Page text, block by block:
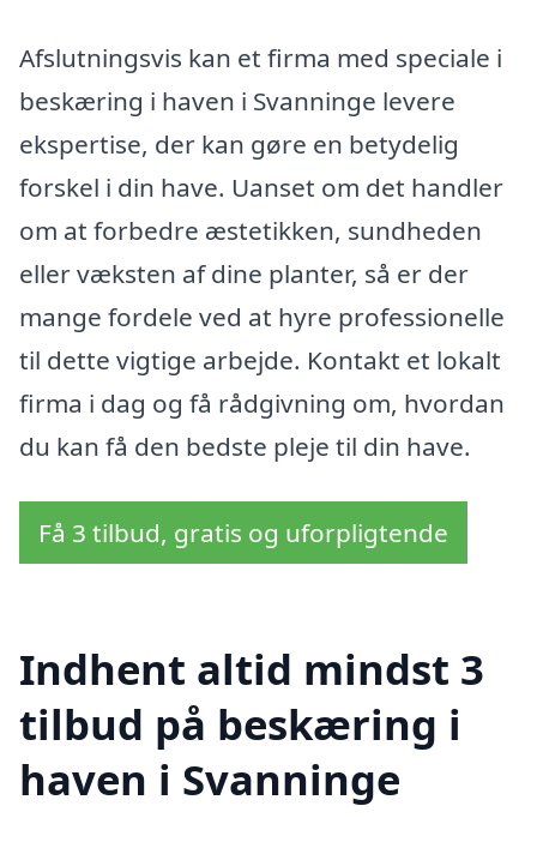
Afslutningsvis kan et firma med speciale i
beskæring i haven i Svanninge levere
ekspertise, der kan gøre en betydelig
forskel i din have. Uanset om det handler
om at forbedre æstetikken, sundheden
eller væksten af dine planter, så er der
mange fordele ved at hyre professionelle
til dette vigtige arbejde. Kontakt et lokalt
firma i dag og få rådgivning om, hvordan
du kan få den bedste pleje til din have.
Få 3 tilbud, gratis og uforpligtende
Indhent altid mindst 3
tilbud på beskæring i
haven i Svanninge